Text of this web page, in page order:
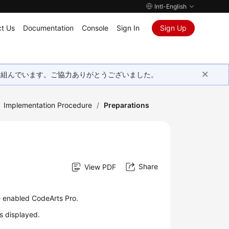
Intl-English
Us Documentation Console Sign In Sign Up
でいます。ご協力ありがとうございました。
Implementation Procedure / Preparations
View PDF Share
CodeArts Pro.
displayed.